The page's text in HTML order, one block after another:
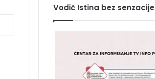
Vodič Istina bez senzacije